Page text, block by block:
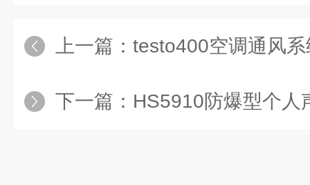
上一篇： testo400空调通风系
下一篇： HS5910防爆型个人声暴